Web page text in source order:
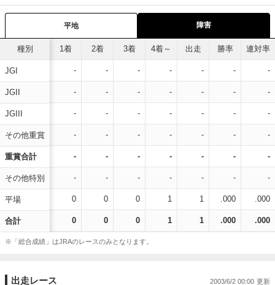
平地 障害
種別
JGI
JGII
JGIII
その他重賞
重賞合計
その他特別
平場
合計
1着 2着 3着 4着～ 出走 勝率 連対率
- - - - - - -
- - - - - - -
- - - - - - -
- - - - - - -
- - - - - - -
- - - - - - -
0 0 0 1 1 .000 .000
0 0 0 1 1 .000 .000
※「総合成績」はJRAのレースのみとなります。
出走レース 2003/6/2 00:00